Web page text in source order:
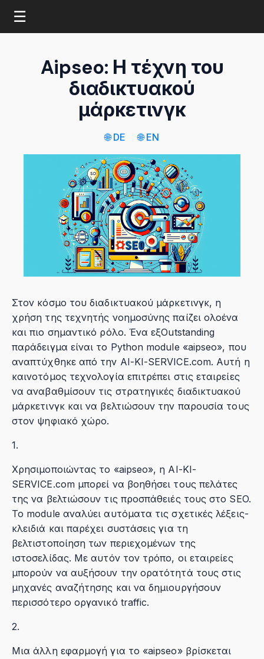
☰
Aipseo: Η τέχνη του
διαδικτυακού
μάρκετινγκ
🌐 DE 🌐 EN
Στον κόσμο του διαδικτυακού μάρκετινγκ, η
χρήση της τεχνητής νοημοσύνης παίζει ολοένα
και πιο σημαντικό ρόλο. Ένα εξOutstanding
παράδειγμα είναι το Python module «aipseo», που
αναπτύχθηκε από την AI-KI-SERVICE.com. Αυτή η
καινοτόμος τεχνολογία επιτρέπει στις εταιρείες
να αναβαθμίσουν τις στρατηγικές διαδικτυακού
μάρκετινγκ και να βελτιώσουν την παρουσία τους
στον ψηφιακό χώρο.
1.
Χρησιμοποιώντας το «aipseo», η AI-KI-
SERVICE.com μπορεί να βοηθήσει τους πελάτες
της να βελτιώσουν τις προσπάθειές τους στο SEO.
Το module αναλύει αυτόματα τις σχετικές λέξεις-
κλειδιά και παρέχει συστάσεις για τη
βελτιστοποίηση των περιεχομένων της
ιστοσελίδας. Με αυτόν τον τρόπο, οι εταιρείες
μπορούν να αυξήσουν την ορατότητά τους στις
μηχανές αναζήτησης και να δημιουργήσουν
περισσότερο οργανικό traffic.
2.
Μια άλλη εφαρμογή για το «aipseo» βρίσκεται